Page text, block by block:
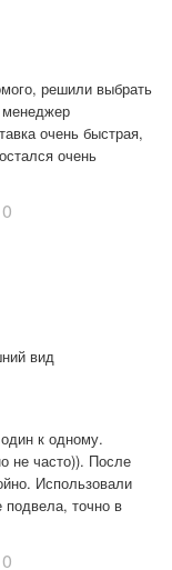
решили выбрать
менеджер
очень быстрая,
очень
0
вид
к одному.
не часто)). После
Использовали
точно в
0